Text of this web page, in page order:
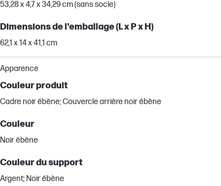
53,28 x 4,7 x 34,29 cm (sans socle)
Dimensions de l'emballage (L x P x H)
62,1 x 14 x 41,1 cm
Apparence
Couleur produit
Cadre noir ébène; Couvercle arrière noir ébène
Couleur
Noir ébène
Couleur du support
Argent; Noir ébène